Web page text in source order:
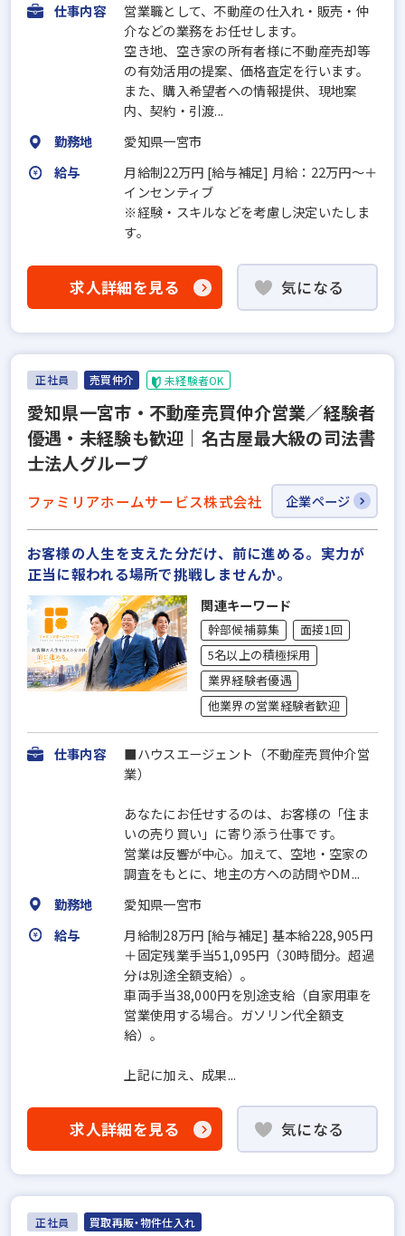
仕事内容
営業職として、不動産の仕入れ・販売・仲
介などの業務をお任せします。
空き地、空き家の所有者様に不動産売却等
の有効活用の提案、価格査定を行います。
また、購入希望者への情報提供、現地案
内、契約・引渡...
勤務地
愛知県一宮市
給与
月給制22万円 [給与補足] 月給：22万円～＋
インセンティブ
※経験・スキルなどを考慮し決定いたしま
す。
求人詳細を見る 気になる
正社員 売買仲介 未経験者OK
愛知県一宮市・不動産売買仲介営業／経験者
優遇・未経験も歓迎｜名古屋最大級の司法書
士法人グループ
ファミリアホームサービス株式会社 企業ページ
お客様の人生を支えた分だけ、前に進める。実力が
正当に報われる場所で挑戦しませんか。
関連キーワード
幹部候補募集
面接1回
5名以上の積極採用
業界経験者優遇
他業界の営業経験者歓迎
仕事内容
■ハウスエージェント（不動産売買仲介営
業）
あなたにお任せするのは、お客様の「住ま
いの売り買い」に寄り添う仕事です。
営業は反響が中心。加えて、空地・空家の
調査をもとに、地主の方への訪問やDM...
勤務地
愛知県一宮市
給与
月給制28万円 [給与補足] 基本給228,905円
＋固定残業手当51,095円（30時間分。超過
分は別途全額支給）。
車両手当38,000円を別途支給（自家用車を
営業使用する場合。ガソリン代全額支
給）。
上記に加え、成果...
求人詳細を見る 気になる
正社員 買取再販・物件仕入れ